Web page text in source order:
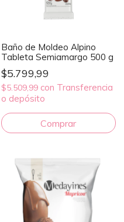
Baño de Moldeo Alpino
Tableta Semiamargo 500 g
$5.799,99
$5.509,99 con Transferencia
o depósito